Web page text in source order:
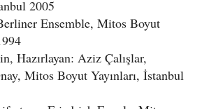
2005
Ensemble, Mitos Boyut
Hazırlayan: Aziz Çalışlar,
Mitos Boyut Yayınları, İstanbul